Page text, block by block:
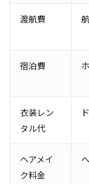
渡航費
宿泊費
衣装レン
タル代
ヘアメイ
ク料金